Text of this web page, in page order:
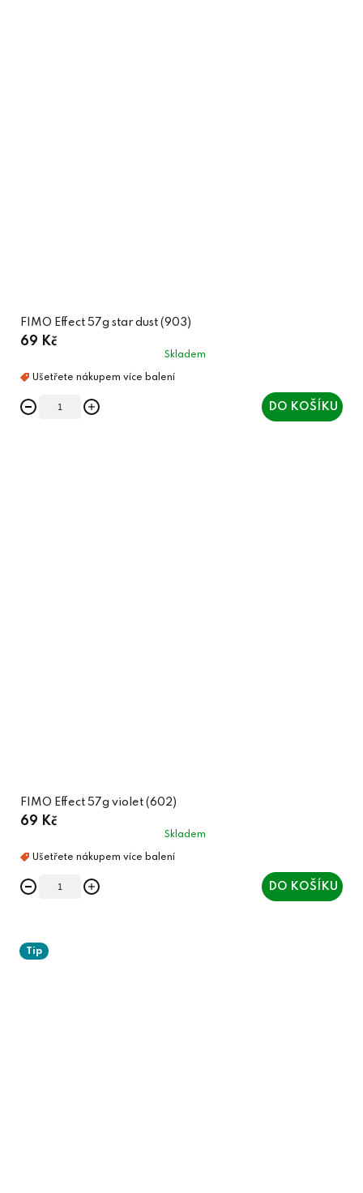
FIMO Effect 57g star dust (903)
69 Kč
Skladem
DO KOŠÍKU
FIMO Effect 57g violet (602)
69 Kč
Skladem
DO KOŠÍKU
Tip